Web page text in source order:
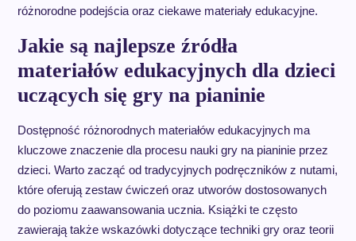
różnorodne podejścia oraz ciekawe materiały edukacyjne.
Jakie są najlepsze źródła
materiałów edukacyjnych dla dzieci
uczących się gry na pianinie
Dostępność różnorodnych materiałów edukacyjnych ma
kluczowe znaczenie dla procesu nauki gry na pianinie przez
dzieci. Warto zacząć od tradycyjnych podręczników z nutami,
które oferują zestaw ćwiczeń oraz utworów dostosowanych
do poziomu zaawansowania ucznia. Książki te często
zawierają także wskazówki dotyczące techniki gry oraz teorii